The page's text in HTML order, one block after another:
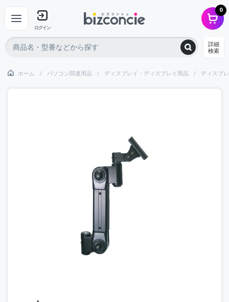
ログイン
0
詳細
検索
ホーム パソコン関連用品 ディスプレイ・ディスプレイ用品 ディスプ